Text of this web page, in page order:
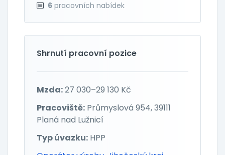
6 pracovních nabídek
Shrnutí pracovní pozice
Mzda:27 030–29 130 Kč
Pracoviště: Průmyslová 954, 39111
Planá nad Lužnicí
Typ úvazku: HPP